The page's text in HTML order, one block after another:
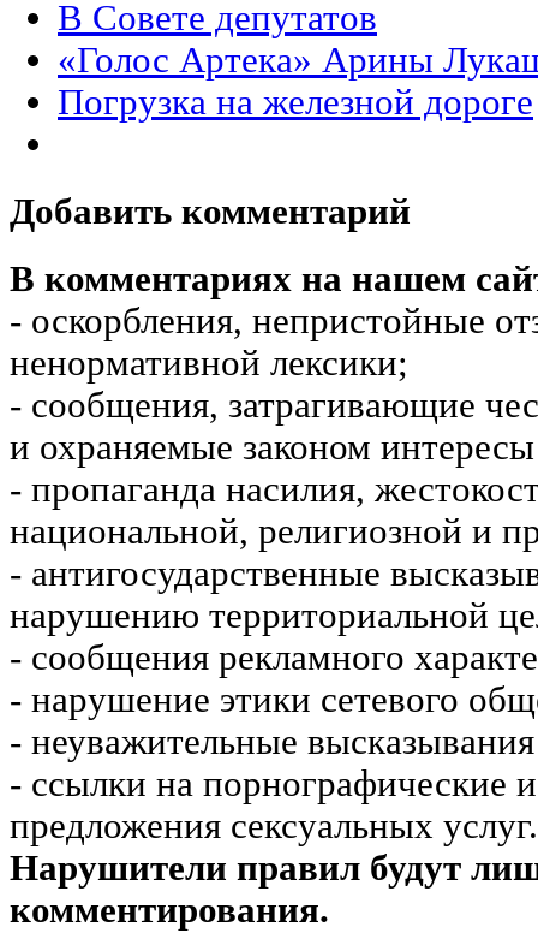
В Совете депутатов
«Голос Артека» Арины
Погрузка на железной дороге
Добавить комментарий
В комментариях на нашем
- оскорбления, непристойные
ненормативной лексики;
- сообщения, затрагивающие
и охраняемые законом
- пропаганда насилия,
национальной, религиозной и
- антигосударственные
нарушению территориальной
- сообщения рекламного
- нарушение этики сетевого
- неуважительные
- ссылки на порнографические
предложения сексуальных услуг.
Нарушители правил будут
комментирования.